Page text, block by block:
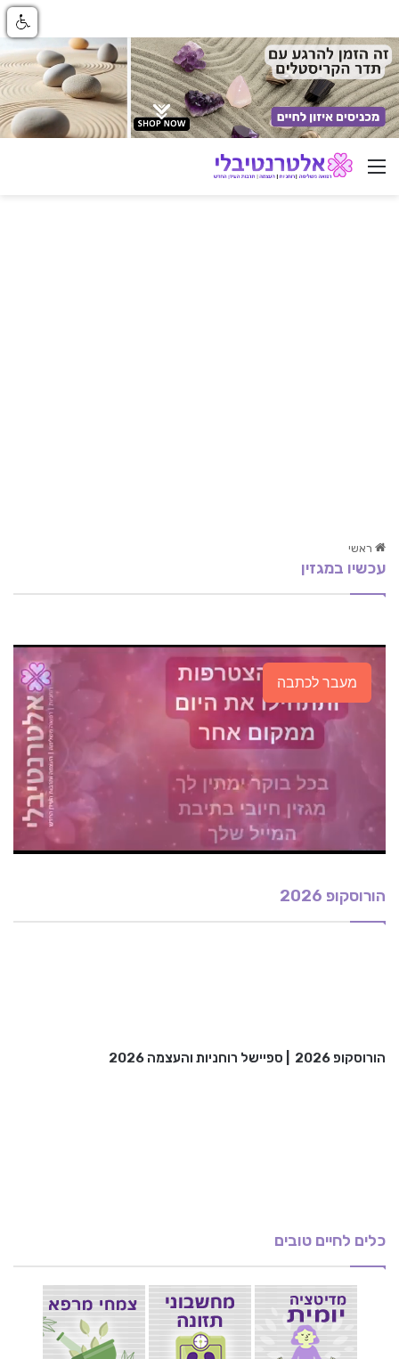
ניווט באתר
ראשי
עכשיו במגזין
מעבר לכתבה
הורוסקופ 2026
הורוסקופ 2026 ספיישל רוחניות והעצמה 2026
כלים לחיים טובים